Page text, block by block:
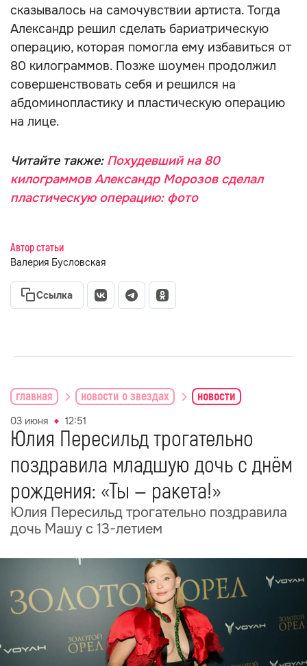
сказывалось на самочувствии артиста. Тогда
Александр решил сделать бариатрическую
операцию, которая помогла ему избавиться от
80 килограммов. Позже шоумен продолжил
совершенствовать себя и решился на
абдоминопластику и пластическую операцию
на лице.
Читайте также: Похудевший на 80
килограммов Александр Морозов сделал
пластическую операцию: фото
Автор статьи
Валерия Бусловская
Ссылка
главная новости о звездах новости
03 июня 12:51
Юлия Пересильд трогательно
поздравила младшую дочь с днём
рождения: «Ты — ракета!»
Юлия Пересильд трогательно поздравила
дочь Машу с 13-летием